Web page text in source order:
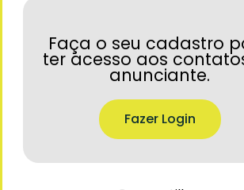
Faça o seu cadastro
ter acesso aos
anunciante.
Fazer Login